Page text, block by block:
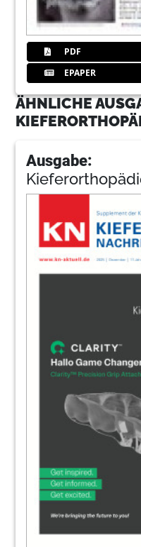
PDF
EPAPER
ÄHNLICHE
Ausgabe: